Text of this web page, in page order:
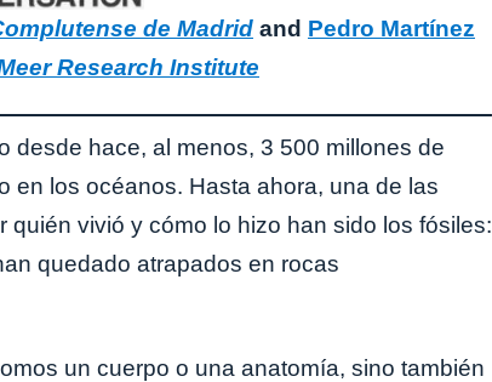
de Madrid and Pedro Martínez
Research Institute
desde hace, al menos, 3 500 millones de
en los océanos. Hasta ahora, una de las
quién vivió y cómo lo hizo han sido los fósiles:
quedado atrapados en rocas
un cuerpo o una anatomía, sino también